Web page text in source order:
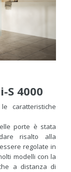
4000
caratteristiche
porte è stata
risalto alla
regolate in
modelli con la
a distanza di